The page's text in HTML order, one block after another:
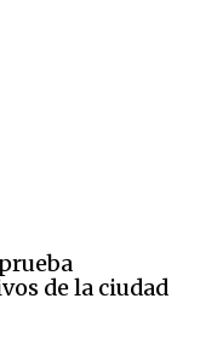
de la ciudad